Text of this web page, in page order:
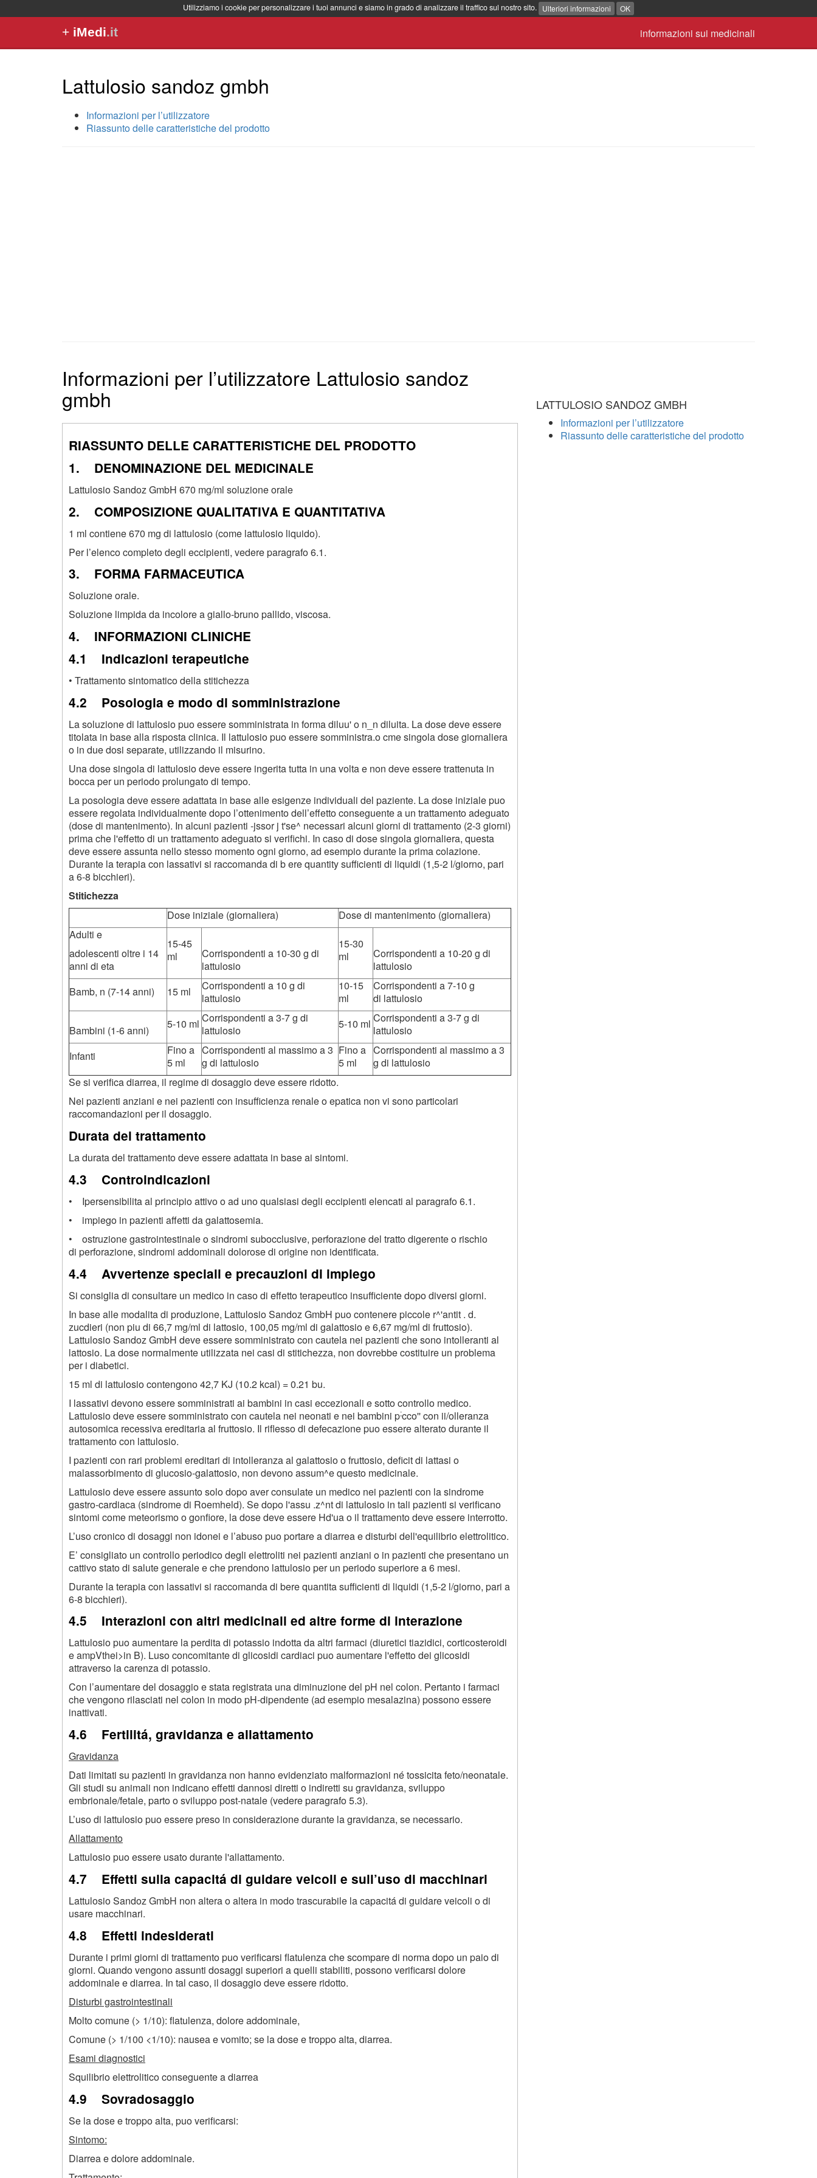
Utilizziamo i cookie per personalizzare i tuoi annunci e siamo in grado di analizzare il traffico sul nostro sito. Ulteriori informazioni OK
informazioni sui medicinali
+ iMedi.it
Lattulosio sandoz gmbh
Informazioni per l’utilizzatore
Riassunto delle caratteristiche del prodotto
Informazioni per l’utilizzatore Lattulosio sandoz
gmbh
RIASSUNTO DELLE CARATTERISTICHE DEL PRODOTTO
1. DENOMINAZIONE DEL MEDICINALE
Lattulosio Sandoz GmbH 670 mg/ml soluzione orale
2. COMPOSIZIONE QUALITATIVA E QUANTITATIVA
1 ml contiene 670 mg di lattulosio (come lattulosio liquido).
Per l’elenco completo degli eccipienti, vedere paragrafo 6.1.
3. FORMA FARMACEUTICA
Soluzione orale.
Soluzione limpida da incolore a giallo-bruno pallido, viscosa.
4. INFORMAZIONI CLINICHE
4.1 Indicazioni terapeutiche
• Trattamento sintomatico della stitichezza
4.2 Posologia e modo di somministrazione
La soluzione di lattulosio puo essere somministrata in forma diluu' o n_n diluita. La dose deve essere
titolata in base alla risposta clinica. Il lattulosio puo essere somministra.o cme singola dose giornaliera
o in due dosi separate, utilizzando il misurino.
Una dose singola di lattulosio deve essere ingerita tutta in una volta e non deve essere trattenuta in
bocca per un periodo prolungato di tempo.
La posologia deve essere adattata in base alle esigenze individuali del paziente. La dose iniziale puo
essere regolata individualmente dopo l’ottenimento dell’effetto conseguente a un trattamento adeguato
(dose di mantenimento). In alcuni pazienti -jssor j t'se^ necessari alcuni giorni di trattamento (2-3 giorni)
prima che l'effetto di un trattamento adeguato si verifichi. In caso di dose singola giornaliera, questa
deve essere assunta nello stesso momento ogni giorno, ad esempio durante la prima colazione.
Durante la terapia con lassativi si raccomanda di b ere quantity sufficienti di liquidi (1,5-2 l/giorno, pari
a 6-8 bicchieri).
Stitichezza
Dose iniziale (giornaliera)
Dose di mantenimento (giornaliera)
Adulti e
adolescenti oltre i 14
anni di eta
15-45
ml
Corrispondenti a 10-30 g di
lattulosio
15-30
ml
Corrispondenti a 10-20 g di
lattulosio
Bamb, n (7-14 anni)
15 ml
Corrispondenti a 10 g di
lattulosio
10-15
ml
Corrispondenti a 7-10 g
di lattulosio
Bambini (1-6 anni) 5-10 ml Corrispondenti a 3-7 g di
lattulosio
5-10 ml Corrispondenti a 3-7 g di
lattulosio
Infanti
Fino a
5 ml
Corrispondenti al massimo a 3
g di lattulosio
Fino a
5 ml
Corrispondenti al massimo a 3
g di lattulosio
Se si verifica diarrea, il regime di dosaggio deve essere ridotto.
Nei pazienti anziani e nei pazienti con insufficienza renale o epatica non vi sono particolari
raccomandazioni per il dosaggio.
Durata del trattamento
La durata del trattamento deve essere adattata in base ai sintomi.
4.3 Controindicazioni
• Ipersensibilita al principio attivo o ad uno qualsiasi degli eccipienti elencati al paragrafo 6.1.
• impiego in pazienti affetti da galattosemia.
• ostruzione gastrointestinale o sindromi subocclusive, perforazione del tratto digerente o rischio
di perforazione, sindromi addominali dolorose di origine non identificata.
4.4 Avvertenze speciali e precauzioni di impiego
Si consiglia di consultare un medico in caso di effetto terapeutico insufficiente dopo diversi giorni.
In base alle modalita di produzione, Lattulosio Sandoz GmbH puo contenere piccole r^'antit . d.
zucdieri (non piu di 66,7 mg/ml di lattosio, 100,05 mg/ml di galattosio e 6,67 mg/ml di fruttosio).
Lattulosio Sandoz GmbH deve essere somministrato con cautela nei pazienti che sono intolleranti al
lattosio. La dose normalmente utilizzata nei casi di stitichezza, non dovrebbe costituire un problema
per i diabetici.
15 ml di lattulosio contengono 42,7 KJ (10.2 kcal) = 0.21 bu.
I lassativi devono essere somministrati ai bambini in casi eccezionali e sotto controllo medico.
Lattulosio deve essere somministrato con cautela nei neonati e nei bambini p;cco'' con ii/olleranza
autosomica recessiva ereditaria al fruttosio. Il riflesso di defecazione puo essere alterato durante il
trattamento con lattulosio.
I pazienti con rari problemi ereditari di intolleranza al galattosio o fruttosio, deficit di lattasi o
malassorbimento di glucosio-galattosio, non devono assum^e questo medicinale.
Lattulosio deve essere assunto solo dopo aver consulate un medico nei pazienti con la sindrome
gastro-cardiaca (sindrome di Roemheld). Se dopo l'assu .z^nt di lattulosio in tali pazienti si verificano
sintomi come meteorismo o gonfiore, la dose deve essere Hd'ua o il trattamento deve essere interrotto.
L’uso cronico di dosaggi non idonei e l’abuso puo portare a diarrea e disturbi dell'equilibrio elettrolitico.
E’ consigliato un controllo periodico degli elettroliti nei pazienti anziani o in pazienti che presentano un
cattivo stato di salute generale e che prendono lattulosio per un periodo superiore a 6 mesi.
Durante la terapia con lassativi si raccomanda di bere quantita sufficienti di liquidi (1,5-2 l/giorno, pari a
6-8 bicchieri).
4.5 Interazioni con altri medicinali ed altre forme di interazione
Lattulosio puo aumentare la perdita di potassio indotta da altri farmaci (diuretici tiazidici, corticosteroidi
e ampVthei>in B). Luso concomitante di glicosidi cardiaci puo aumentare l'effetto dei glicosidi
attraverso la carenza di potassio.
Con l’aumentare del dosaggio e stata registrata una diminuzione del pH nel colon. Pertanto i farmaci
che vengono rilasciati nel colon in modo pH-dipendente (ad esempio mesalazina) possono essere
inattivati.
4.6 Fertilitá, gravidanza e allattamento
Gravidanza
Dati limitati su pazienti in gravidanza non hanno evidenziato malformazioni né tossicita feto/neonatale.
Gli studi su animali non indicano effetti dannosi diretti o indiretti su gravidanza, sviluppo
embrionale/fetale, parto o sviluppo post-natale (vedere paragrafo 5.3).
L’uso di lattulosio puo essere preso in considerazione durante la gravidanza, se necessario.
Allattamento
Lattulosio puo essere usato durante l'allattamento.
4.7 Effetti sulla capacitá di guidare veicoli e sull’uso di macchinari
Lattulosio Sandoz GmbH non altera o altera in modo trascurabile la capacitá di guidare veicoli o di
usare macchinari.
4.8 Effetti indesiderati
Durante i primi giorni di trattamento puo verificarsi flatulenza che scompare di norma dopo un paio di
giorni. Quando vengono assunti dosaggi superiori a quelli stabiliti, possono verificarsi dolore
addominale e diarrea. In tal caso, il dosaggio deve essere ridotto.
Disturbi gastrointestinali
Molto comune (> 1/10): flatulenza, dolore addominale,
Comune (> 1/100 <1/10): nausea e vomito; se la dose e troppo alta, diarrea.
Esami diagnostici
Squilibrio elettrolitico conseguente a diarrea
4.9 Sovradosaggio
Se la dose e troppo alta, puo verificarsi:
Sintomo:
Diarrea e dolore addominale.
LATTULOSIO SANDOZ GMBH
Informazioni per l’utilizzatore
Riassunto delle caratteristiche del prodotto